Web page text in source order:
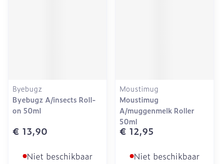
Byebugz
Byebugz A/insects Roll-
on 50ml
€ 13,90
Niet beschikbaar
Moustimug
Moustimug
A/muggenmelk Roller
50ml
€ 12,95
Niet beschikbaar